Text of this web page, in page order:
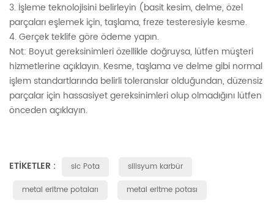
3. İşleme teknolojisini belirleyin (basit kesim, delme, özel
parçaları eşlemek için, taşlama, freze testeresiyle kesme.
4. Gerçek teklife göre ödeme yapın.
Not: Boyut gereksinimleri özellikle doğruysa, lütfen müşteri
hizmetlerine açıklayın. Kesme, taşlama ve delme gibi normal
işlem standartlarında belirli toleranslar olduğundan, düzensiz
parçalar için hassasiyet gereksinimleri olup olmadığını lütfen
önceden açıklayın.
ETIKETLER : sic Pota
silisyum karbür
metal eritme potaları
metal eritme potası